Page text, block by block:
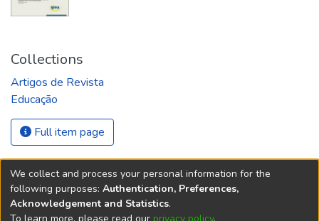
Collections
Artigos de Revista
Educação
Full item page
REPOSITÓRIO DO
We collect and process your personal information for the
following purposes: Authentication, Preferences,
Acknowledgement and Statistics.